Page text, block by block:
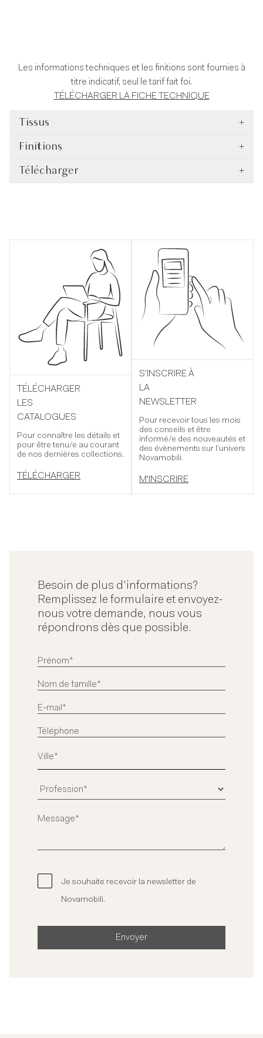
Les informations techniques et les finitions sont fournies à
titre indicatif, seul le tarif fait foi.
TÉLÉCHARGER LA FICHE TECHNIQUE
Tissus +
Finitions +
Télécharger +
TÉLÉCHARGER
LES
CATALOGUES
Pour connaître les détails et
pour être tenu/e au courant
de nos dernières collections.
TÉLÉCHARGER
S’INSCRIRE À
LA
NEWSLETTER
Pour recevoir tous les mois
des conseils et être
informé/e des nouveautés et
des évènements sur l’univers
Novamobili.
M'INSCRIRE
Besoin de plus d’informations?
Remplissez le formulaire et envoyez-
nous votre demande, nous vous
répondrons dès que possible.
Je souhaite recevoir la newsletter de
Novamobili.
Envoyer